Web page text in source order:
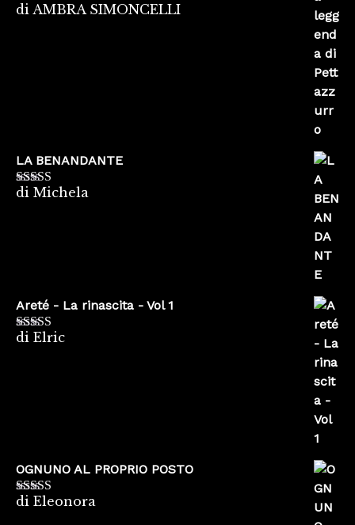
Valutato5su
di AMBRA SIMONCELLI
LA BENANDANTE
Valutato5su
di Michela
Areté - La rinascita - Vol 1
Valutato5
di Elric
OGNUNO AL PROPRIO POSTO
Valutato5su
di Eleonora